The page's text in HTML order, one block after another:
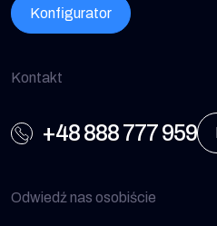
Konfigurator
Kontakt
+48 888 777 959
Odwiedź nas osobiście